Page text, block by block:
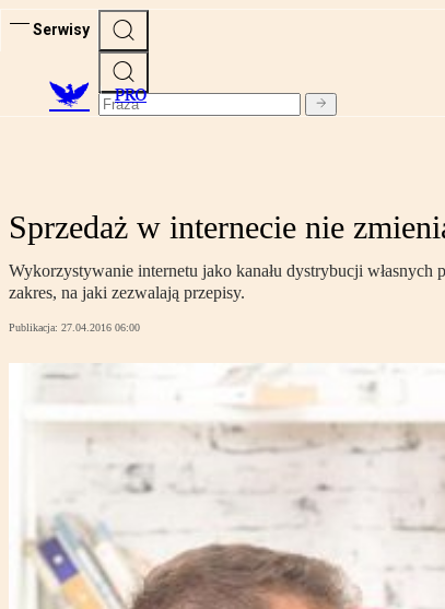
Serwisy
PRO
Sprzedaż w internecie nie
Wykorzystywanie internetu jako kanału dystrybucji
zakres, na jaki zezwalają przepisy.
Publikacja: 27.04.2016 06:00